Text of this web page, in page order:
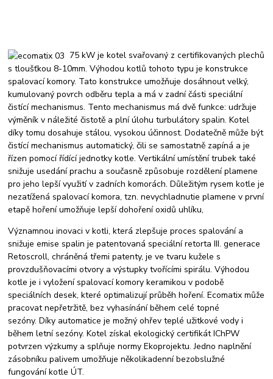
75 kW je kotel svařovaný z certifikovaných plechů
s tloušťkou 8-10mm. Výhodou kotlů tohoto typu je konstrukce
spalovací komory. Tato konstrukce umožňuje dosáhnout velký,
kumulovaný povrch odběru tepla a má v zadní části speciální
čistící mechanismus. Tento mechanismus má dvě funkce: udržuje
výměník v náležité čistotě a plní úlohu turbulátory spalin. Kotel
díky tomu dosahuje stálou, vysokou účinnost. Dodatečně může být
čistící mechanismus automatický, čili se samostatně zapíná a je
řízen pomocí řídící jednotky kotle. Vertikální umístění trubek také
snižuje usedání prachu a současně způsobuje rozdělení plamene
pro jeho lepší využití v zadních komorách. Důležitým rysem kotle je
nezatížená spalovací komora, tzn. nevychladnutie plamene v první
etapě hoření umožňuje lepší dohoření oxidů uhlíku,
Významnou inovaci v kotli, která zlepšuje proces spalování a
snižuje emise spalin je patentovaná speciální retorta III. generace
Retoscroll, chráněná třemi patenty, je ve tvaru kužele s
provzdušňovacími otvory a výstupky tvořícími spirálu. Výhodou
kotle je i vyložení spalovací komory keramikou v podobě
speciálních desek, které optimalizují průběh hoření. Ecomatix může
pracovat nepřetržitě, bez vyhasínání během celé topné
sezóny. Díky automatice je možný ohřev teplé užitkové vody i
během letní sezóny. Kotel získal ekologický certifikát IChPW
potvrzen výzkumy a splňuje normy Ekoprojektu. Jedno naplnění
zásobníku palivem umožňuje několikadenní bezobslužné
fungování kotle ÚT.